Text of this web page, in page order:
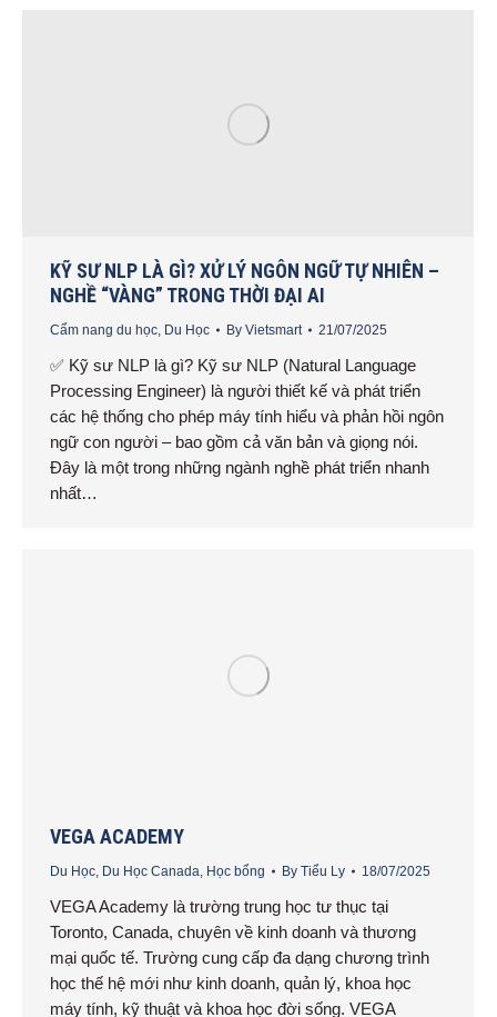
KỸ SƯ NLP LÀ GÌ? XỬ LÝ NGÔN NGỮ TỰ NHIÊN –
NGHỀ “VÀNG” TRONG THỜI ĐẠI AI
Cẩm nang du học Du Học By Vietsmart 21/07/2025
✅ Kỹ sư NLP là gì? Kỹ sư NLP (Natural Language
Processing Engineer) là người thiết kế và phát triển
các hệ thống cho phép máy tính hiểu và phản hồi ngôn
ngữ con người – bao gồm cả văn bản và giọng nói.
Đây là một trong những ngành nghề phát triển nhanh
nhất…
VEGA ACADEMY
Du Học, Du Học Canada, Học bổng By Tiểu Ly 18/07/2025
VEGA Academy là trường trung học tư thục tại
Toronto, Canada, chuyên về kinh doanh và thương
mại quốc tế. Trường cung cấp đa dạng chương trình
học thế hệ mới như kinh doanh, quản lý, khoa học
máy tính, kỹ thuật và khoa học đời sống. VEGA